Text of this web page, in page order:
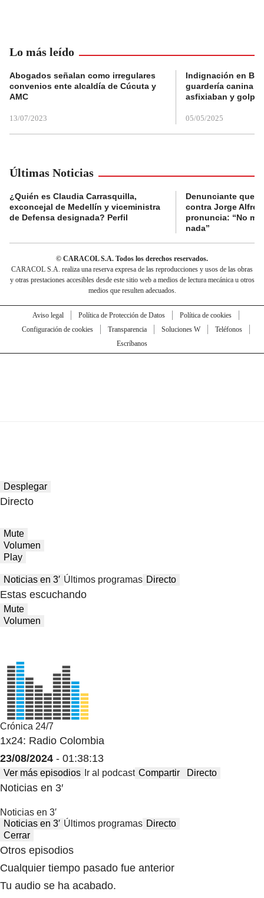
Lo más leído
Abogados señalan como irregulares
convenios ente alcaldía de Cúcuta y
AMC
13/07/2023
Indignación en
guardería canina
asfixiaban y
05/05/2025
Últimas Noticias
¿Quién es Claudia Carrasquilla,
exconcejal de Medellín y viceministra
de Defensa designada? Perfil
Denunciante que
contra Jorge
pronuncia: “No
nada”
© CARACOL S.A. Todos los derechos reservados.
CARACOL S.A. realiza una reserva expresa de las reproducciones y usos de las obras
y otras prestaciones accesibles desde este sitio web a medios de lectura mecánica u otros
medios que resulten adecuados.
Aviso legal Política de Protección de Datos
Política de cookies
Configuración de cookies
Transparencia Soluciones W
Teléfonos
Escríbanos
Desplegar
Directo
Mute
Volumen
Play
Noticias en 3′ Últimos programas Directo
Estas escuchando
Mute
Volumen
Crónica 24/7
1x24: Radio Colombia
23/08/2024 - 01:38:13
Ver más episodios Ir al podcast Compartir Directo
Noticias en 3′
Noticias en 3′
Noticias en 3′ Últimos programas Directo
Cerrar
Otros episodios
Cualquier tiempo pasado fue anterior
Tu audio se ha acabado.